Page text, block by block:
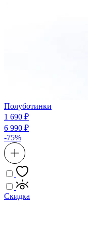
Полуботинки
1 690 ₽
6 990 ₽
-75%
Скидка